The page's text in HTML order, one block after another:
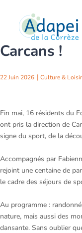
Retour sur
Carcans !
22 Juin 2026 Culture &
Fin mai, 16 résidents du
ont pris la direction de
signe du sport, de la
Accompagnés par
rejoint une centaine de
le cadre des séjours de
Au programme :
nature, mais aussi des
dansante. Sans oublier